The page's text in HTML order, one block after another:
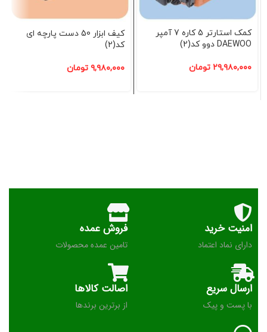
کمک استارتر 5 کاره 7 آمپر
DAEWOO دوو کد(2)
۲۹,۹۸۰,۰۰۰ تومان
کیف ابزار 50 دست پارچه ای
کد(2)
۹,۹۸۰,۰۰۰ تومان
امنیت خرید
دارای نماد اعتماد
فروش عمده
تامین عمده محصولات
ارسال سریع
با پست و پیک
اصالت کالاها
از برترین برندها